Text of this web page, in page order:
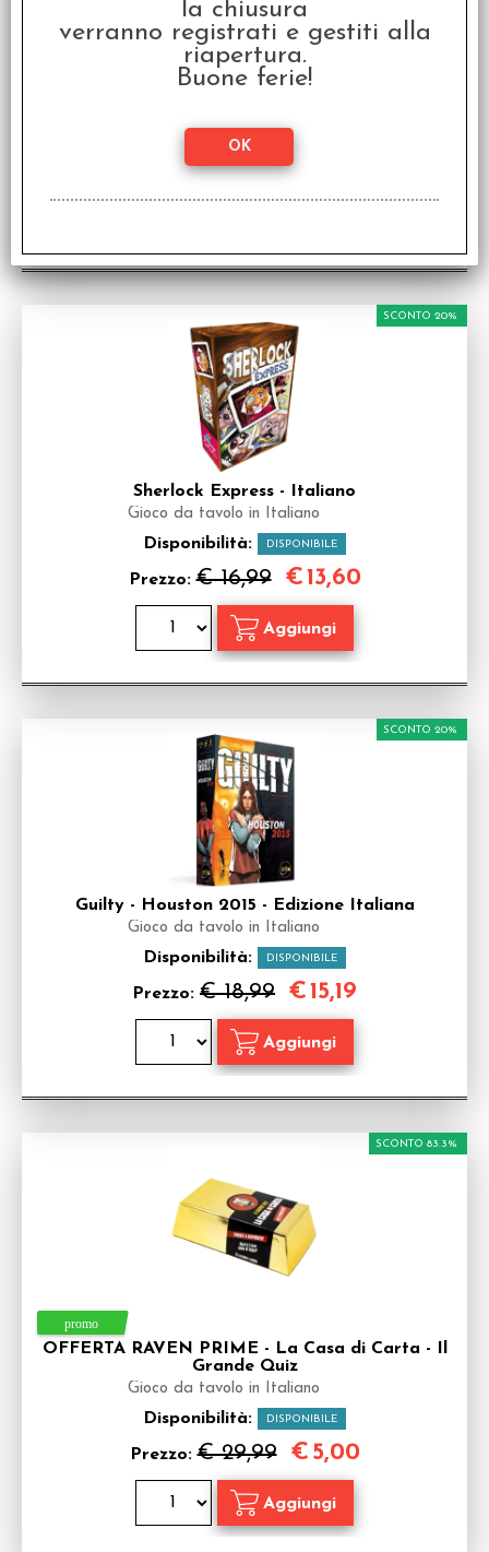
The Thing - Italiano
Disponibilità: NON DISPONIBILE
Prezzo:€ 54,99 €
Sherlock Express - Italiano
Gioco da tavolo in Italiano
Disponibilità: DISPONIBILE
Prezzo:€ 16,99
SCONTO 20%
€13,60
Guilty - Houston 2015 - Edizione Italiana
Gioco da tavolo in Italiano
Disponibilità: DISPONIBILE
Prezzo: € 18,99
SCONTO 20%
€15,19
OFFERTA RAVEN PRIME - La Casa di Carta - Il
Grande Quiz
Gioco da tavolo in Italiano
Disponibilità: DISPONIBILE
Prezzo:€ 29,99
SCONTO 83.3%
€ 5,00
la chiusura
verranno registrati e gestiti alla
riapertura.
Buone ferie!